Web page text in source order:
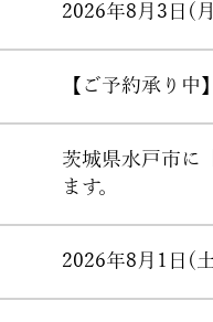
2026年8月3日(
【ご予約承り
茨城県水戸市に
ます。
2026年8月1日(